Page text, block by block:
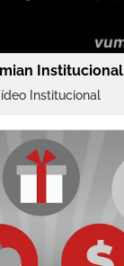
Institucional
Institucional